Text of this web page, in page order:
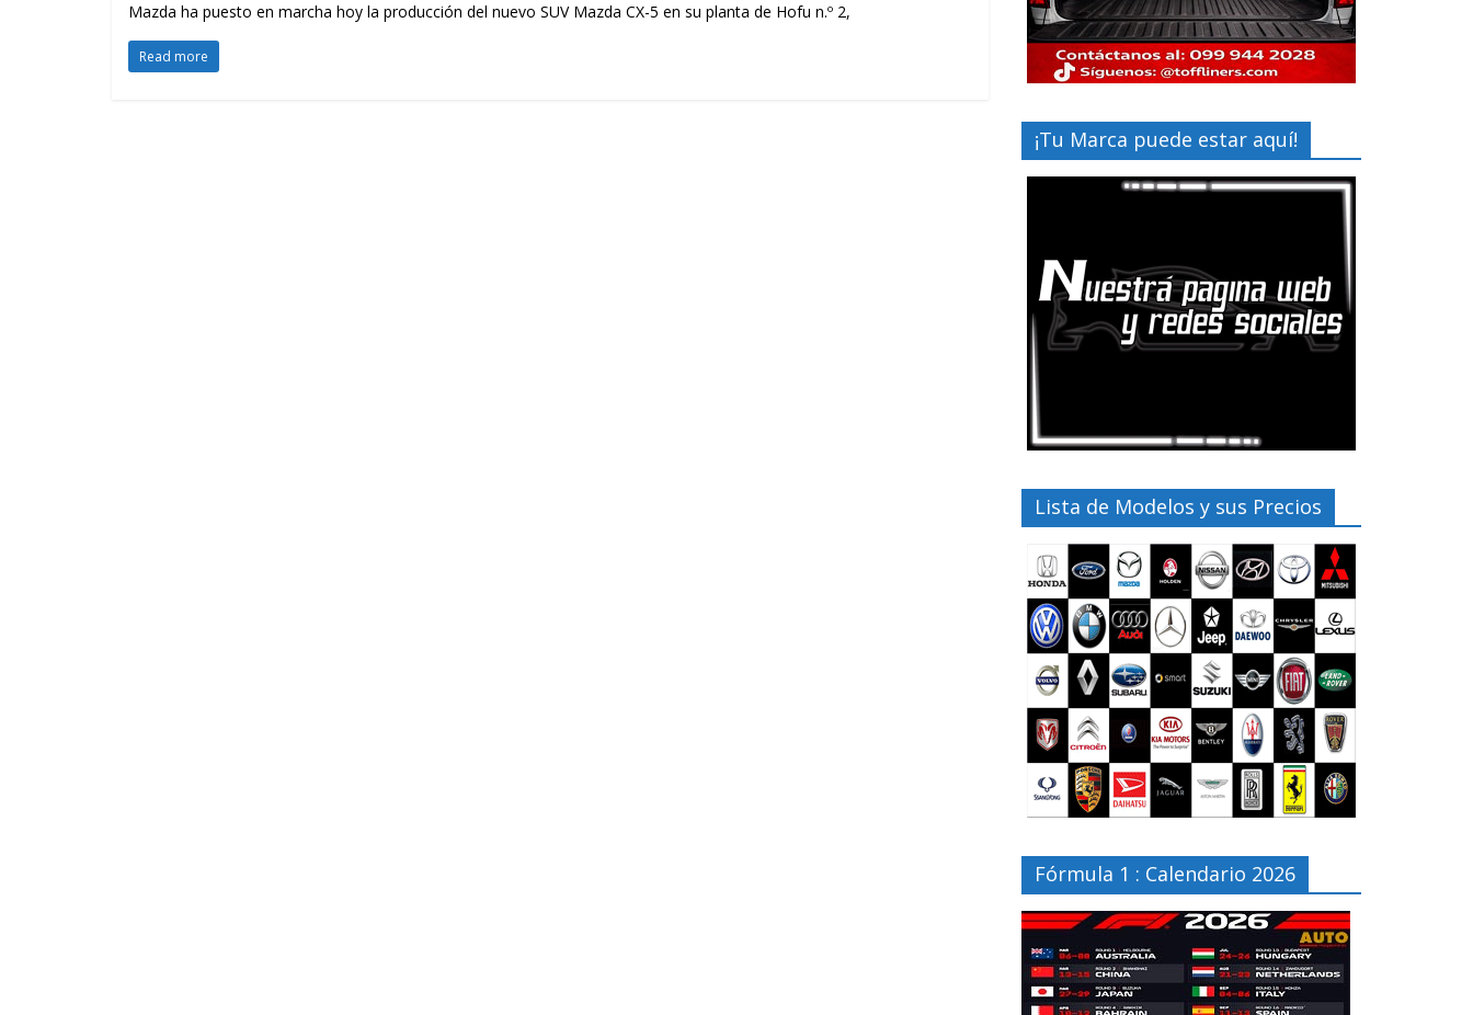
Mazda ha puesto en marcha hoy la producción del nuevo SUV Mazda CX-5 en su planta de Hofu n.º 2,
Read more
¡Tu Marca puede estar aquí!
Lista de Modelos y sus Precios
Fórmula 1 : Calendario 2026